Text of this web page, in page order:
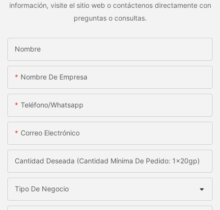
información, visite el sitio web o contáctenos directamente con
preguntas o consultas.
Nombre
Nombre De Empresa
Teléfono/whatsapp
Correo Electrónico
Cantidad Deseada (Cantidad Mínima De Pedido: 1x20gp)
Tipo De Negocio